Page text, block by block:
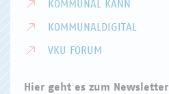
KOMMUNAL KANN
KOMMUNALDIGITAL
VKU FORUM
Hier geht es zum Newsletter